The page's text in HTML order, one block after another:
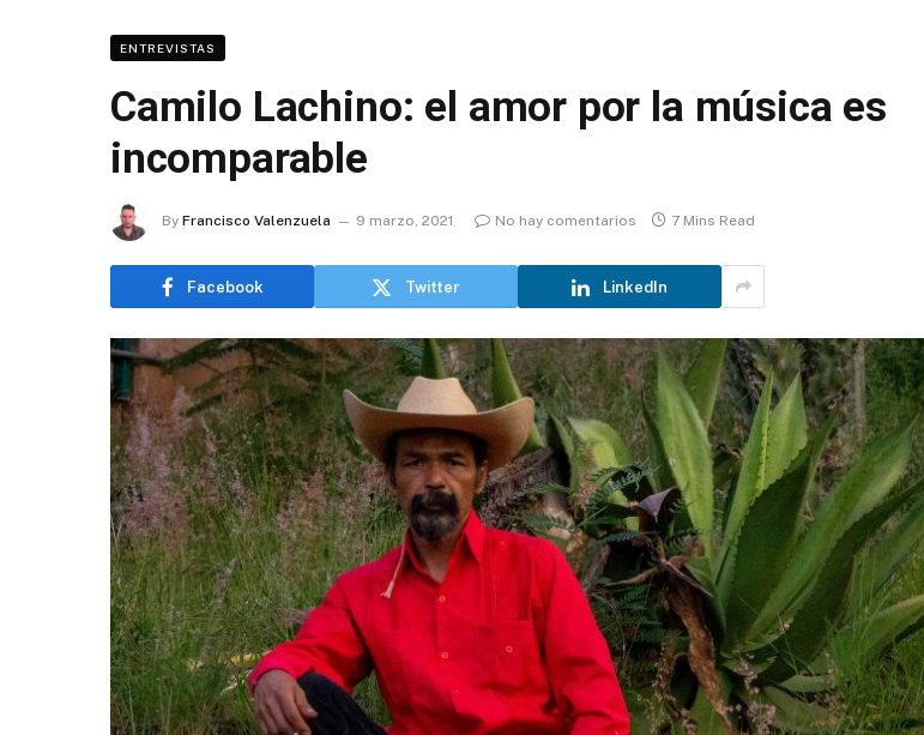
ENTREVISTAS
Camilo Lachino: el amor por la música es
incomparable
By Francisco Valenzuela 9 marzo, 2021 No hay comentarios 7 Mins Read
Facebook Twitter LinkedIn